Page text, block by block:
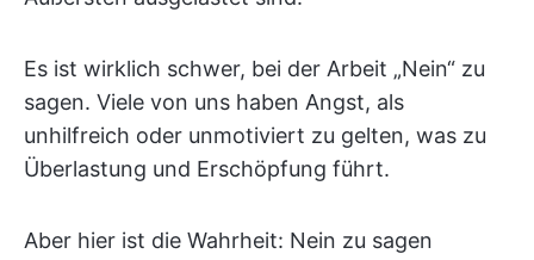
Es ist wirklich schwer, bei der Arbeit „Nein“ zu
sagen. Viele von uns haben Angst, als
unhilfreich oder unmotiviert zu gelten, was zu
Überlastung und Erschöpfung führt.
Aber hier ist die Wahrheit: Nein zu sagen